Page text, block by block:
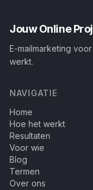
Jouw Online
E-mailmarketing
werkt.
NAVIGATIE
Home
Hoe het werkt
Resultaten
Voor wie
Blog
Termen
Over ons